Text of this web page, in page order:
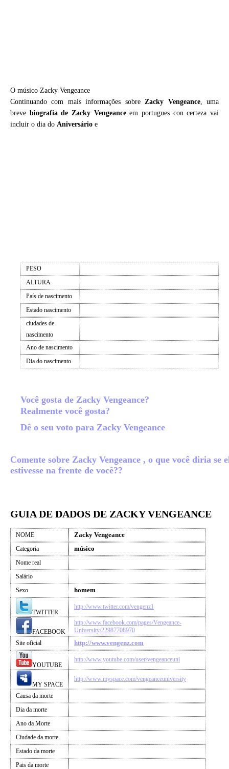
O músico Zacky Vengeance
Continuando com mais informações sobreZacky Vengeance, uma
breve biografia deZacky Vengeanceem portugues con certeza vai
incluir o dia do Aniversário e
PESO
ALTURA
País de nascimento
Estado nascimento
ciudades de
nascimento
Ano de nascimento
Dia do nascimento
Você gosta de Zacky Vengeance?
Realmente você gosta?
Dê o seu voto para Zacky Vengeance
Comente sobre Zacky Vengeance , o que você diria se
estivesse na frente de você??
GUIA DE DADOS DE ZACKY VENGEANCE
NOME Zacky Vengeance
Categoria músico
Nome real
Salário
Sexo
homem
TWITTER
http://www.twitter.com/vengenz1
FACEBOOK
http://www.facebook.com/pages/Vengeance-
University/22987708970
Site oficial
http://www.vengenz.com
YOUTUBE
http://www.youtube.com/user/vengeanceuni
MY SPACE
http://www.myspace.com/vengeanceuniversity
Causa da morte
Dia da morte
Ano da Morte
Ciudade da morte
Estado da morte
Pais da morte